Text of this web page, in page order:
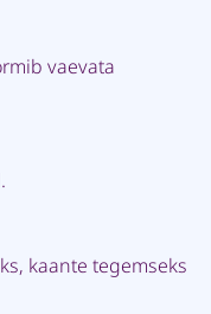
vaevata
kaante tegemseks